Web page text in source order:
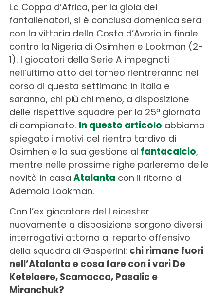
La Coppa d’Africa, per la gioia dei
fantallenatori, si è conclusa domenica sera
con la vittoria della Costa d’Avorio in finale
contro la Nigeria di Osimhen e Lookman (2-
1). I giocatori della Serie A impegnati
nell’ultimo atto del torneo rientreranno nel
corso di questa settimana in Italia e
saranno, chi più chi meno, a disposizione
delle rispettive squadre per la 25ª giornata
di campionato. In questo articolo abbiamo
spiegato i motivi del rientro tardivo di
Osimhen e la sua gestione al fantacalcio,
mentre nelle prossime righe parleremo delle
novità in casa Atalanta con il ritorno di
Ademola Lookman.
Con l’ex giocatore del Leicester
nuovamente a disposizione sorgono diversi
interrogativi attorno al reparto offensivo
della squadra di Gasperini: chi rimane fuori
nell’Atalanta e cosa fare con i vari De
Ketelaere, Scamacca, Pasalic e
Miranchuk?